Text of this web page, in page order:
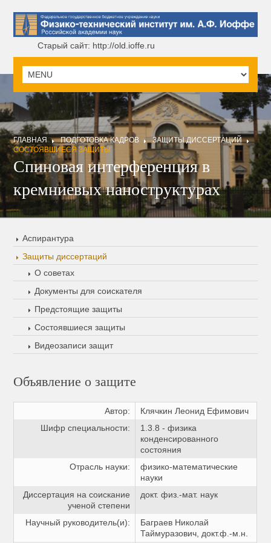
Старый сайт: http://old.ioffe.ru
ГЛАВНАЯ ПОДГОТОВКА КАДРОВ
ЗАЩИТЫ ДИССЕРТАЦИЙ
СОСТОЯВШИЕСЯ ЗАЩИТЫ
Спиновая интерференция в
кремниевых наноструктурах
Аспирантура
Защиты диссертаций
О советах
Документы для соискателя
Предстоящие защиты
Состоявшиеся защиты
Видеозаписи защит
Объявление о защите
Автор:
Клячкин Леонид Ефимович
Шифр специальности:
1.3.8 - физика
конденсированного
состояния
Отрасль науки:
физико-математические
науки
Диссертация на соискание
ученой степени
докт. физ.-мат. наук
Научный руководитель(и):
Баграев Николай
Таймуразович, докт.ф.-м.н.